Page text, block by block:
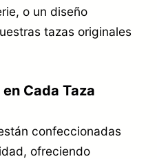
o un diseño
tazas originales
Cada Taza
confeccionadas
ofreciendo